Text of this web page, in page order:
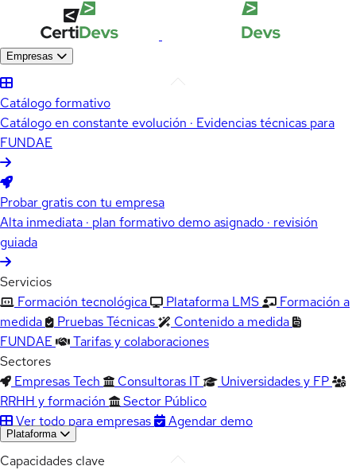
Empresas
Catálogo formativo
Catálogo en constante evolución · Evidencias técnicas para
FUNDAE
Probar gratis con tu empresa
Alta inmediata · plan formativo demo asignado · revisión
guiada
Servicios
Formación tecnológica
Plataforma LMS
Formación a
medida
Pruebas Técnicas
Contenido a medida
FUNDAE
Tarifas y colaboraciones
Sectores
Empresas Tech
Consultoras IT
Universidades y FP
RRHH y formación
Sector Público
Ver todo para empresas
Agendar demo
Plataforma
Capacidades clave